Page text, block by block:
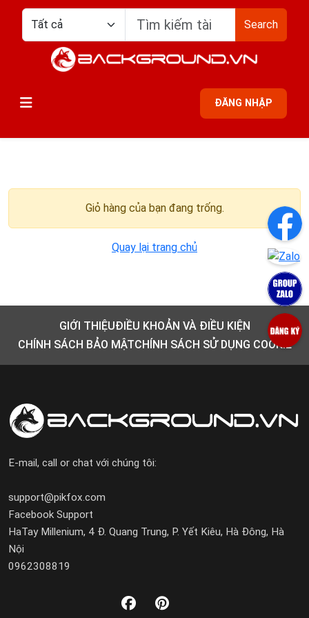
Search
ĐĂNG NHẬP
Giỏ hàng của bạn đang trống.
Quay lại trang chủ
GIỚI THIỆUĐIỀU KHOẢN VÀ ĐIỀU KIỆN
CHÍNH SÁCH BẢO MẬTCHÍNH SÁCH SỬ DỤNG COOKIE
E-mail, call or chat với chúng tôi:
support@pikfox.com
Facebook Support
HaTay Millenium, 4 Đ. Quang Trung, P. Yết Kiêu, Hà Đông, Hà
Nội
0962308819